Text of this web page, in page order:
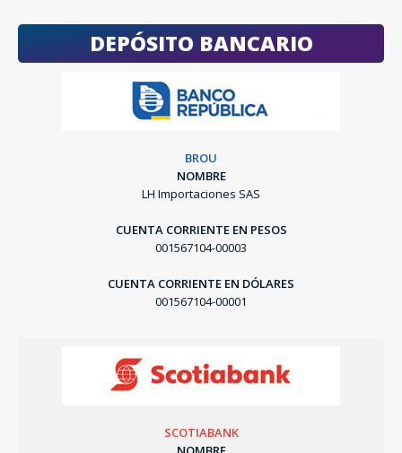
DEPÓSITO BANCARIO
BROU
NOMBRE
LH Importaciones SAS
CUENTA CORRIENTE EN PESOS
001567104-00003
CUENTA CORRIENTE EN DÓLARES
001567104-00001
SCOTIABANK